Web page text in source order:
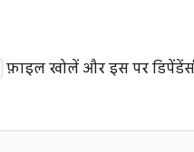
फ़ाइल खोलें और इस पर